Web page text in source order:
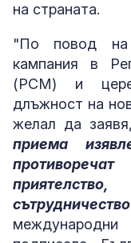
на страната.
"По повод на
кампания в
(РСМ) и
длъжност на
желал да
приема